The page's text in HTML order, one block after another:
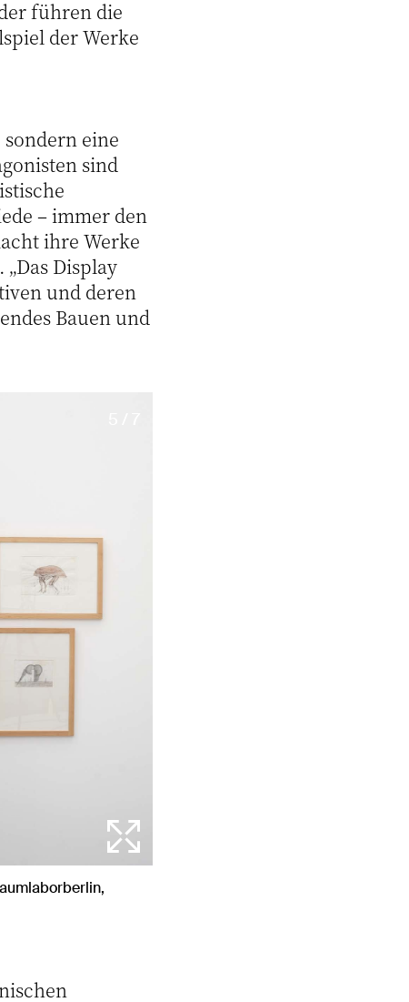
führen die
der Werke
eine
sind
– immer den
ihre Werke
Display
und deren
Bauen und